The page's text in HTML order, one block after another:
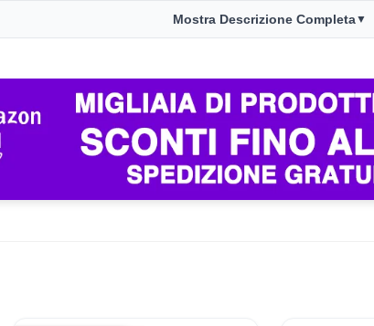
foto, video e operatività quotidiana. Filtri personalizzati
la capacità di memoria in base alle tue esigenze,
nell’acquisto. Il rapporto qualità/prezzo risulta
Mostra Descrizione Completa▼